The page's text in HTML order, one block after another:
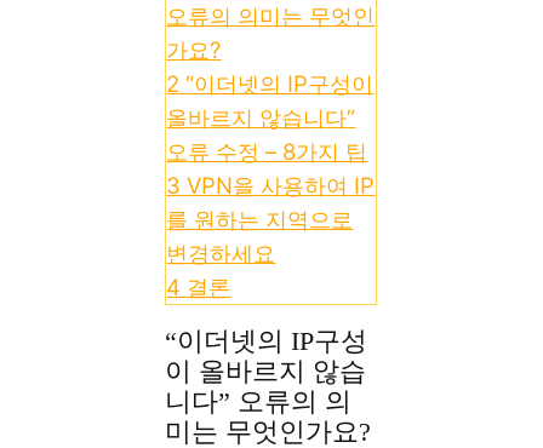
오류의 의미는 무엇인
가요?
2 “이더넷의 IP구성이
올바르지 않습니다”
오류 수정 – 8가지 팁
3 VPN을 사용하여 IP
를 원하는 지역으로
변경하세요
4 결론
“이더넷의 IP구성
이 올바르지 않습
니다” 오류의 의
미는 무엇인가요?